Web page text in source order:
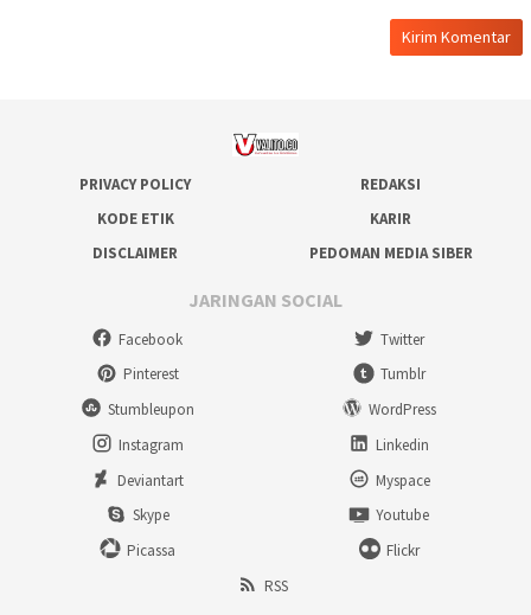
PRIVACY POLICY
REDAKSI
KODE ETIK
KARIR
DISCLAIMER
PEDOMAN MEDIA SIBER
JARINGAN SOCIAL
Facebook
Twitter
Pinterest
Tumblr
Stumbleupon
WordPress
Instagram
Linkedin
Deviantart
Myspace
Skype
Youtube
Picassa
Flickr
RSS